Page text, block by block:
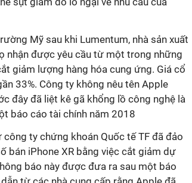
Mỹ sau khi Lumentum, nhà sản xuất
nhận được yêu cầu từ một trong những
giảm lượng hàng hóa cung ứng. Giá cổ
33%. Công ty không nêu tên Apple
đây đã liệt kê gã khổng lồ công nghệ là
báo cáo tài chính năm 2018
ty chứng khoán Quốc tế TF đã đảo
bán iPhone XR bằng việc cắt giảm dự
báo này được đưa ra sau một báo